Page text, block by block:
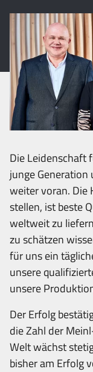
Die Leidenschaft
junge Generation
weiter voran. Die
stellen, ist beste
weltweit zu
zu schätzen
für uns ein
unsere
unsere
Der Erfolg
die Zahl der
Welt wächst
bisher am Erfolg